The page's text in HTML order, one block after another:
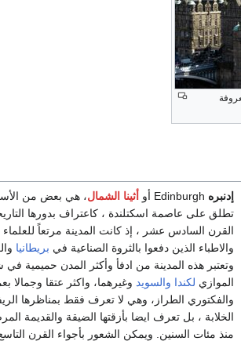
إدنبره أثينا الشمال، هي بعض من
تطلق على عاصمة اسكتلندة ، كاعتراف بدورها
القرن السادس عشر ، إذ كانت المدينة مرتعاً
والاطباء الذين دفعوا بالثروة الصناعية في بريطانيا
وتعتبر هذه المدينة من ادفأ وأكثر المدن حميمية في
الموازي لكندا والسويد وغيرهما، واكثر عتقا وجمالا
والفكتوري الطراز، وهي لا تعرف فقط بمناظرها
الخلابة ، بل تعرف ايضا بأزقتها الضيقة والقديمة
منذ مئات السنين. ويمكن الشعور بأجواء القرن